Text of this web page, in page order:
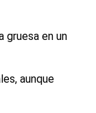
gruesa en un
aunque